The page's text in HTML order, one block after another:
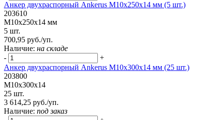
Анкер двухраспорный Ankerus М10х250х14 мм (5 шт.)
203610
М10х250х14 мм
5 шт.
700,95 руб./уп.
Наличие: на складе
-
+
Анкер двухраспорный Ankerus М10х300х14 мм (25 шт.)
203800
М10х300х14
25 шт.
3 614,25 руб./уп.
Наличие: под заказ